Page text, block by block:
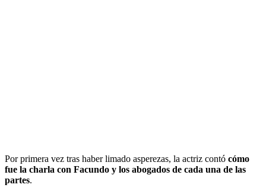
Por primera vez tras haber limado asperezas, la actriz contó cómo
fue la charla con Facundo y los abogados de cada una de las
partes.